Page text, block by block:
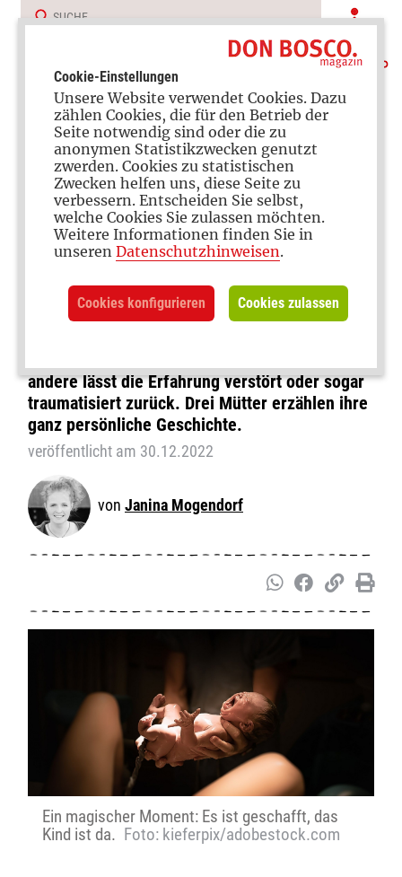
Emotionale Ausnahmesituation
Das Wunder der Geburt: Drei
Mütter erzählen
andere lässt die Erfahrung verstört oder sogar
traumatisiert zurück. Drei Mütter erzählen ihre
ganz persönliche Geschichte.
veröffentlicht am 30.12.2022
Janina Mogendorf
Ein magischer Moment: Es ist geschafft, das
Kind ist da. Foto: kieferpix/adobestock.com
Cookie-Einstellungen
Unsere Website verwendet Cookies. Dazu
zählen Cookies, die für den Betrieb der
Seite notwendig sind oder die zu
anonymen Statistikzwecken genutzt
zwerden. Cookies zu statistischen
Zwecken helfen uns, diese Seite zu
verbessern. Entscheiden Sie selbst,
welche Cookies Sie zulassen möchten.
Weitere Informationen finden Sie in
unseren Datenschutzhinweisen.
Cookies konfigurieren Cookies zulassen